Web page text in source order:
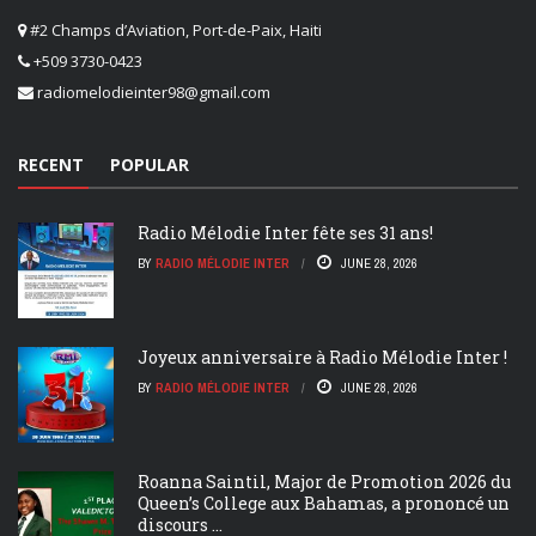
#2 Champs d’Aviation, Port-de-Paix, Haiti
+509 3730-0423
radiomelodieinter98@gmail.com
RECENT POPULAR
Radio Mélodie Inter fête ses 31 ans!
BY RADIO MÉLODIE INTER JUNE 28, 2026
Joyeux anniversaire à Radio Mélodie Inter !
BY RADIO MÉLODIE INTER JUNE 28, 2026
Roanna Saintil, Major de Promotion 2026 du
Queen’s College aux Bahamas, a prononcé un
discours ...